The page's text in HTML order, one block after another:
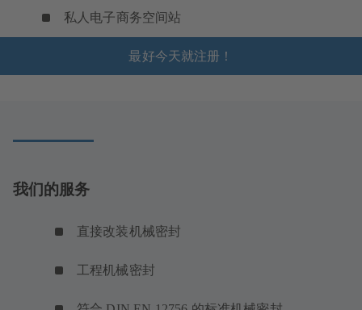
私人电子商务空间站
最好今天就注册！
我们的服务
直接改装机械密封
工程机械密封